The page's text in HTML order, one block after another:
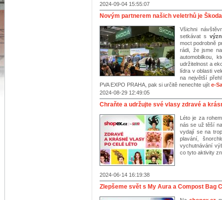
2024-09-04 15:55:07
Novým partnerem našich veletrhů je
Všichni
setkávat s
moct podrobně
rádi, že jsme
automobilkou,
udržitelnost a
lídra v oblasti
na největší
PVA EXPO PRAHA, pak si určitě nenechte ujít e-
2024-08-29 12:49:05
Chraňte a udržujte své vlasy zdravé a
Léto je za
nás se už těší
vydají se na
plavání,
vychutnávání
co tyto aktivity
2024-06-14 16:19:38
Zlepšeme svět s My Aura a Compost Bag